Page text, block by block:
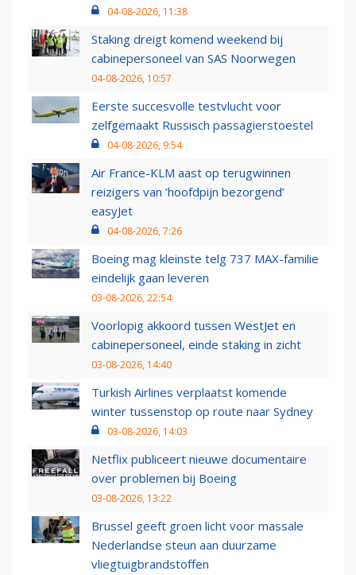
04-08-2026, 11:38
Staking dreigt komend weekend bij
cabinepersoneel van SAS Noorwegen
04-08-2026, 10:57
Eerste succesvolle testvlucht voor
zelfgemaakt Russisch passagierstoestel
04-08-2026, 9:54
Air France-KLM aast op terugwinnen
reizigers van ‘hoofdpijn bezorgend’
easyJet
04-08-2026, 7:26
Boeing mag kleinste telg 737 MAX-familie
eindelijk gaan leveren
03-08-2026, 22:54
Voorlopig akkoord tussen WestJet en
cabinepersoneel, einde staking in zicht
03-08-2026, 14:40
Turkish Airlines verplaatst komende
winter tussenstop op route naar Sydney
03-08-2026, 14:03
Netflix publiceert nieuwe documentaire
over problemen bij Boeing
03-08-2026, 13:22
Brussel geeft groen licht voor massale
Nederlandse steun aan duurzame
vliegtuigbrandstoffen